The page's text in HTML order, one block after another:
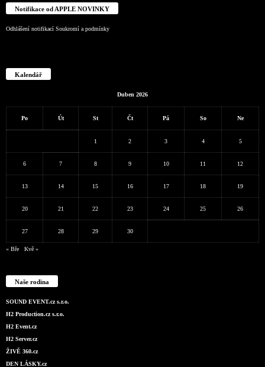
Notifikace od APPLE NOVINKY
Odhlášení notifikací Soukromí a podmínky
Kalendář
Duben 2026
Po Út St Čt Pá So Ne
1 2 3 4 5
6 7 8 9 10 11 12
13 14 15 16 17 18 19
20 21 22 23 24 25 26
27 28 29 30
« Bře Kvě »
Naše rodina
SOUND EVENT.cz s.r.o.
H2 Production.cz s.r.o.
H2 Event.cz
H2 Server.cz
ŽIVĚ 360.cz
DEN LÁSKY.cz